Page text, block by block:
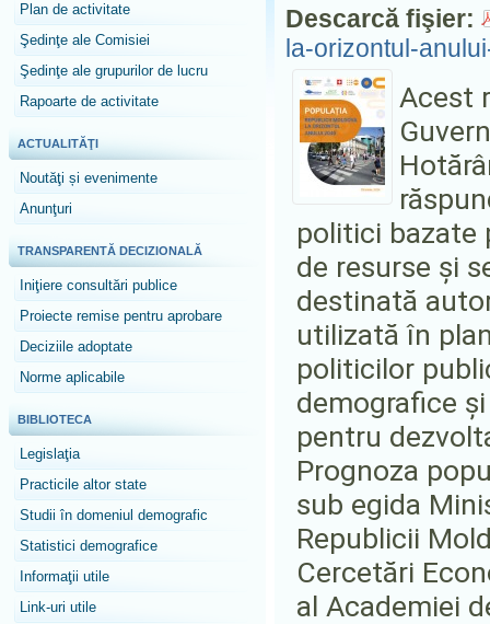
Plan de activitate
Şedinţe ale Comisiei
Şedinţe ale grupurilor de lucru
Rapoarte de activitate
ACTUALITĂŢI
Noutăţi și evenimente
Anunţuri
TRANSPARENTĂ DECIZIONALĂ
Iniţiere consultări publice
Proiecte remise pentru aprobare
Deciziile adoptate
Norme aplicabile
BIBLIOTECA
Legislaţia
Practicile altor state
Studii în domeniul demografic
Statistici demografice
Informaţii utile
Link-uri utile
Descarcă fişier:
la-orizontul-
Acest
politici bazate
de resurse și
destinată
utilizată în
politicilor
demografice
pentru
Prognoza
sub egida
Republicii
Cercetări
al Academiei